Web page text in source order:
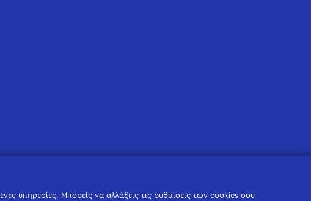
υπηρεσίες. Μπορείς να αλλάξεις τις ρυθμίσεις των cookies σου